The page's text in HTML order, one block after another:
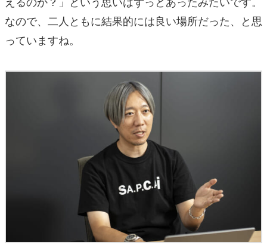
なので、二人ともに結果的には良い場所だった、と思
っていますね。